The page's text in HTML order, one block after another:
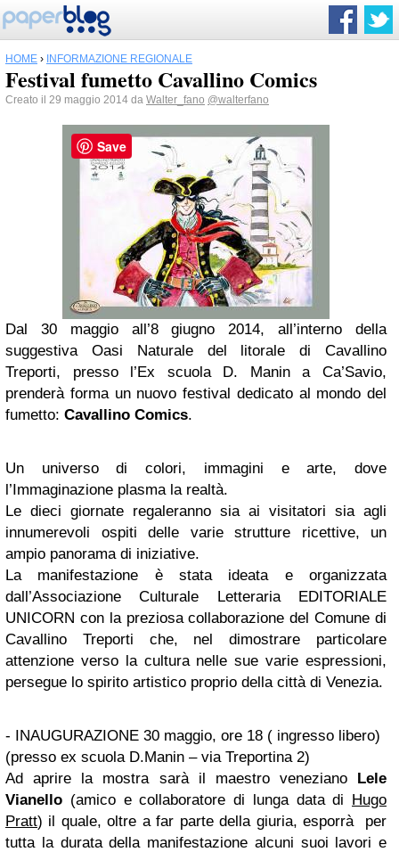
HOME › INFORMAZIONE REGIONALE
Festival fumetto Cavallino Comics
Creato il 29 maggio 2014 da Walter_fano @walterfano
Dal 30 maggio all’8 giugno 2014, all’interno della
suggestiva Oasi Naturale del litorale di Cavallino
Treporti, presso l’Ex scuola D. Manin a Ca’Savio,
prenderà forma un nuovo festival dedicato al mondo del
fumetto: Cavallino Comics.
Un universo di colori, immagini e arte, dove
l’Immaginazione plasma la realtà.
Le dieci giornate regaleranno sia ai visitatori sia agli
innumerevoli ospiti delle varie strutture ricettive, un
ampio panorama di iniziative.
La manifestazione è stata ideata e organizzata
dall’Associazione Culturale Letteraria EDITORIALE
UNICORN con la preziosa collaborazione del Comune di
Cavallino Treporti che, nel dimostrare particolare
attenzione verso la cultura nelle sue varie espressioni,
persegue lo spirito artistico proprio della città di Venezia.
- INAUGURAZIONE 30 maggio, ore 18 ( ingresso libero)
(presso ex scuola D.Manin – via Treportina 2)
Ad aprire la mostra sarà il maestro veneziano Lele
Vianello (amico e collaboratore di lunga data di Hugo
Pratt) il quale, oltre a far parte della giuria, esporrà per
tutta la durata della manifestazione alcuni suoi lavori e
Save